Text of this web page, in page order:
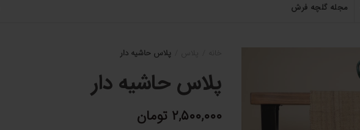
مجله گلچه فرش
پلاس حاشیه دار
پلاس حاشیه دار
۲,۵۰۰,۰۰۰ تومان